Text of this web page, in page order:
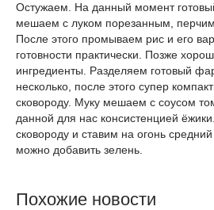
Остужаем. На данный момент
мешаем с луком порезанным, перчим
После этого промываем рис и его
готовности практически. Позже
ингредиенты. Разделяем готовый
несколько, после этого супер
сковороду. Муку мешаем с соусом
данной для нас консистенцией
сковороду и ставим на огонь
можно добавить зелень.
Похожие новости